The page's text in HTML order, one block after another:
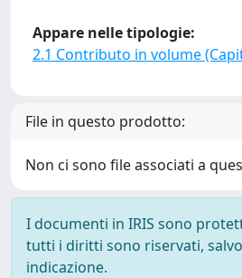
Appare nelle tipologie:
2.1 Contributo in volume
File in questo prodotto:
Non ci sono file associati a
I documenti in IRIS sono
tutti i diritti sono riservati,
indicazione.